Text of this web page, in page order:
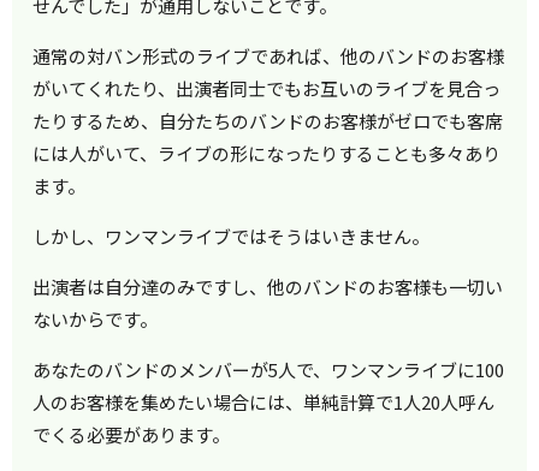
せんでした」が通用しないことです。
通常の対バン形式のライブであれば、他のバンドのお客様
がいてくれたり、出演者同士でもお互いのライブを見合っ
たりするため、自分たちのバンドのお客様がゼロでも客席
には人がいて、ライブの形になったりすることも多々あり
ます。
しかし、ワンマンライブではそうはいきません。
出演者は自分達のみですし、他のバンドのお客様も一切い
ないからです。
あなたのバンドのメンバーが5人で、ワンマンライブに100
人のお客様を集めたい場合には、単純計算で1人20人呼ん
でくる必要があります。